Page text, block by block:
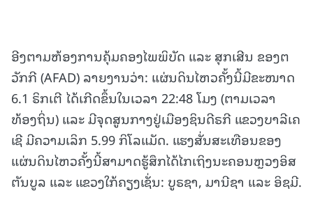
ອີງຕາມຫ້ອງການຄຸ້ມຄອງໄພພິບັດ ແລະ ສຸກເສີນ ຂອງຕ
ວັກກີ (AFAD) ລາຍງານວ່າ: ແຜ່ນດິນໄຫວຄັ້ງນີ້ມີຂະໜາດ
6.1 ຣິກເຕີ ໄດ້ເກີດຂຶ້ນໃນເວລາ 22:48 ໂມງ (ຕາມເວລາ
ທ້ອງຖິ່ນ) ແລະ ມີຈຸດສູນກາງຢູ່ເມືອງຊິນດີຣກີ ແຂວງບາລີເຄ
ເຊີ ມີຄວາມເລິກ 5.99 ກິໂລແມັດ. ແຮງສັ່ນສະເທືອນຂອງ
ແຜ່ນດິນໄຫວຄັ້ງນີ້ສາມາດຮູ້ສຶກໄດ້ໄກເຖິງນະຄອນຫຼວງອິສ
ຕັນບູລ ແລະ ແຂວງໃກ້ຄຽງເຊັ່ນ: ບູຣຊາ, ມານີຊາ ແລະ ອິຊມີ.